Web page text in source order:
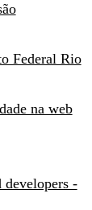
Federal Rio
na web
-